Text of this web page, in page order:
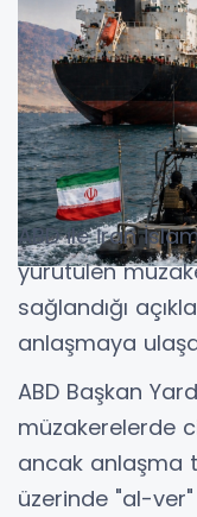
ABD ile İran
yürütülen
sağlandığı
anlaşmaya
ABD Başkan
müzakerelerde
ancak anlaşma
üzerinde "al-